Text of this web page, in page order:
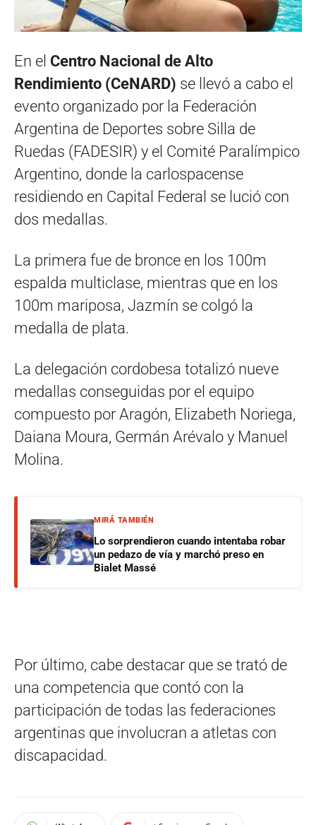
En el Centro Nacional de Alto
Rendimiento (CeNARD) se llevó a cabo el
evento organizado por la Federación
Argentina de Deportes sobre Silla de
Ruedas (FADESIR) y el Comité Paralímpico
Argentino, donde la carlospacense
residiendo en Capital Federal se lució con
dos medallas.
La primera fue de bronce en los 100m
espalda multiclase, mientras que en los
100m mariposa, Jazmín se colgó la
medalla de plata.
La delegación cordobesa totalizó nueve
medallas conseguidas por el equipo
compuesto por Aragón, Elizabeth Noriega,
Daiana Moura, Germán Arévalo y Manuel
Molina.
MIRÁ TAMBIÉN
Lo sorprendieron cuando intentaba robar
un pedazo de vía y marchó preso en
Bialet Massé
Por último, cabe destacar que se trató de
una competencia que contó con la
participación de todas las federaciones
argentinas que involucran a atletas con
discapacidad.